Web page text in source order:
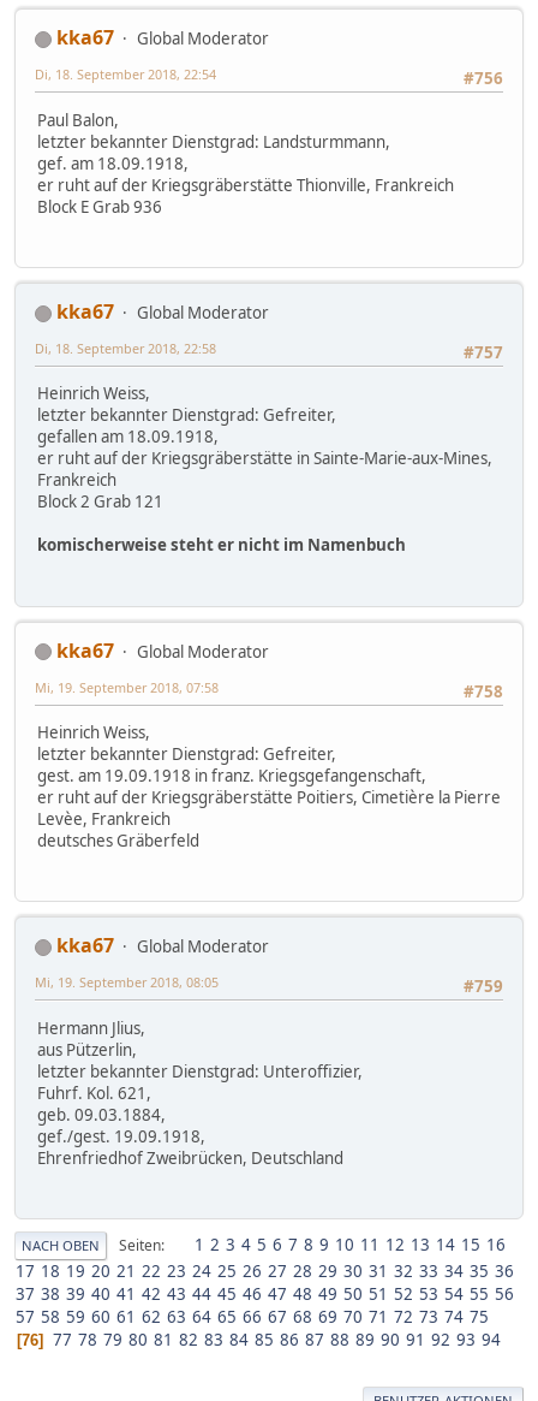
kka67
Global Moderator
#756
Di, 18. September 2018, 22:54
Paul Balon,
letzter bekannter Dienstgrad: Landsturmmann,
gef. am 18.09.1918,
er ruht auf der Kriegsgräberstätte Thionville, Frankreich
Block E Grab 936
kka67
Global Moderator
#757
Di, 18. September 2018, 22:58
Heinrich Weiss,
letzter bekannter Dienstgrad: Gefreiter,
gefallen am 18.09.1918,
er ruht auf der Kriegsgräberstätte in Sainte-Marie-aux-Mines,
Frankreich
Block 2 Grab 121
komischerweise steht er nicht im Namenbuch
kka67
Global Moderator
#758
Mi, 19. September 2018, 07:58
Heinrich Weiss,
letzter bekannter Dienstgrad: Gefreiter,
gest. am 19.09.1918 in franz. Kriegsgefangenschaft,
er ruht auf der Kriegsgräberstätte Poitiers, Cimetière la Pierre
Levèe, Frankreich
deutsches Gräberfeld
kka67
Global Moderator
#759
Mi, 19. September 2018, 08:05
Hermann Jlius,
aus Pützerlin,
letzter bekannter Dienstgrad: Unteroffizier,
Fuhrf. Kol. 621,
geb. 09.03.1884,
gef./gest. 19.09.1918,
Ehrenfriedhof Zweibrücken, Deutschland
NACH OBEN Seiten 1 2 3 4 5 6 7 8 9 10 11 12 13 14 15 16
17 18 19 20 21 22 23 24 25 26 27 28 29 30 31 32 33 34 35 36
37 38 39 40 41 42 43 44 45 46 47 48 49 50 51 52 53 54 55 56
57 58 59 60 61 62 63 64 65 66 67 68 69 70 71 72 73 74 75
76 77 78 79 80 81 82 83 84 85 86 87 88 89 90 91 92 93 94